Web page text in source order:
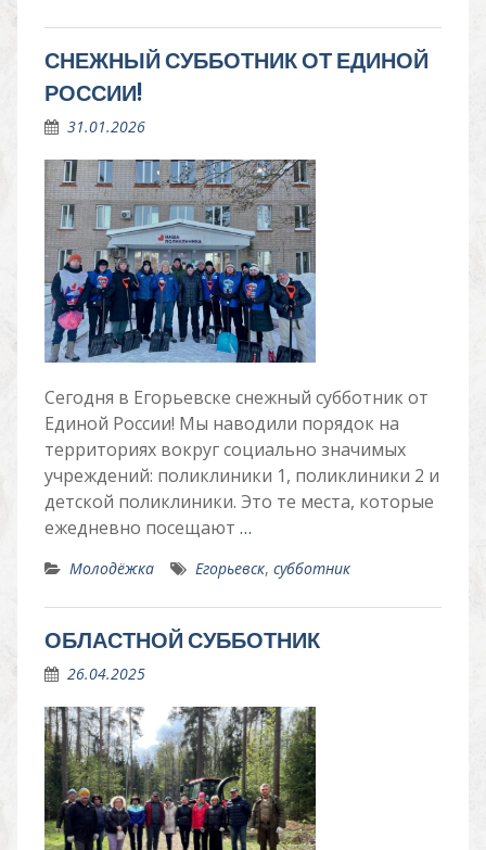
СНЕЖНЫЙ СУББОТНИК ОТ ЕДИНОЙ
РОССИИ!
31.01.2026
Сегодня в Егорьевске снежный субботник от
Единой России! Мы наводили порядок на
территориях вокруг социально значимых
учреждений: поликлиники 1, поликлиники 2 и
детской поликлиники. Это те места, которые
ежедневно посещают …
Молодёжка Егорьевск, субботник
ОБЛАСТНОЙ СУББОТНИК
26.04.2025